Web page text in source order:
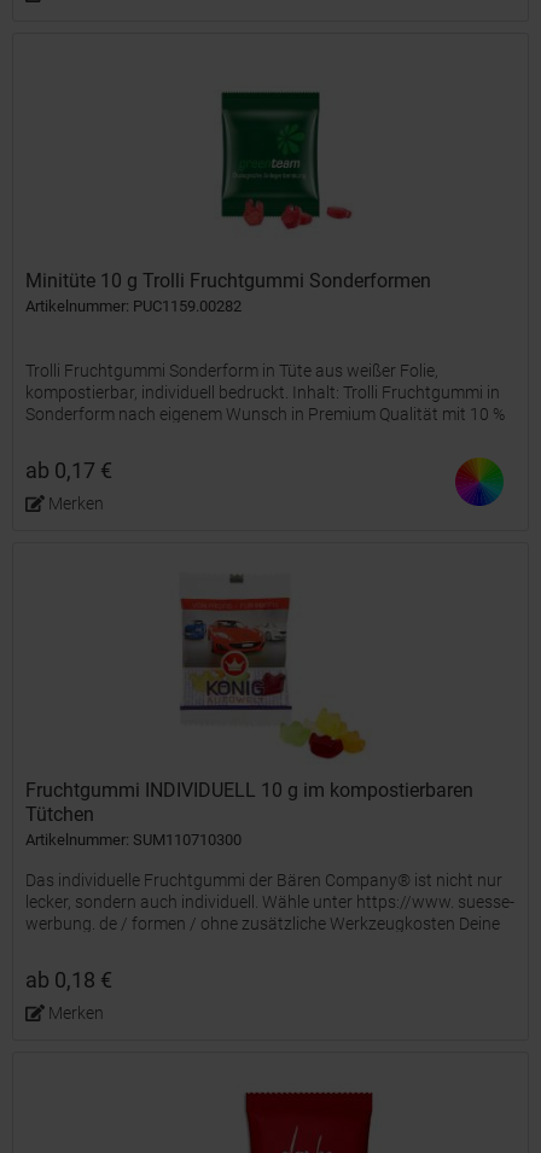
Minitüte 10 g Trolli Fruchtgummi Sonderformen
Artikelnummer: PUC1159.00282
Trolli Fruchtgummi Sonderform in Tüte aus weißer Folie,
kompostierbar, individuell bedruckt. Inhalt: Trolli Fruchtgummi in
Sonderform nach eigenem Wunsch in Premium Qualität mit 10 %
ab 0,17 €
Merken
Fruchtgummi INDIVIDUELL 10 g im kompostierbaren
Tütchen
Artikelnummer: SUM110710300
Das individuelle Fruchtgummi der Bären Company® ist nicht nur
lecker, sondern auch individuell. Wähle unter https://www. suesse-
werbung. de / formen / ohne zusätzliche Werkzeugkosten Deine
ab 0,18 €
Merken